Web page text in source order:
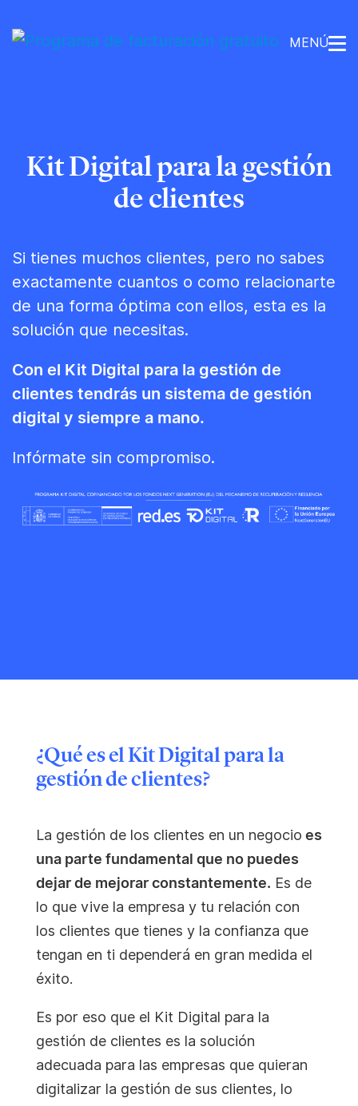
MENÚ
Kit Digital para la gestión
de clientes
Si tienes muchos clientes, pero no sabes
exactamente cuantos o como relacionarte
de una forma óptima con ellos, esta es la
solución que necesitas.
Con el Kit Digital para la gestión de
clientes tendrás un sistema de gestión
digital y siempre a mano.
Infórmate sin compromiso.
¿Qué es el Kit Digital para la
gestión de clientes?
La gestión de los clientes en un negocio es
una parte fundamental que no puedes
dejar de mejorar constantemente. Es de
lo que vive la empresa y tu relación con
los clientes que tienes y la confianza que
tengan en ti dependerá en gran medida el
éxito.
Es por eso que el Kit Digital para la
gestión de clientes es la solución
adecuada para las empresas que quieran
digitalizar la gestión de sus clientes, lo